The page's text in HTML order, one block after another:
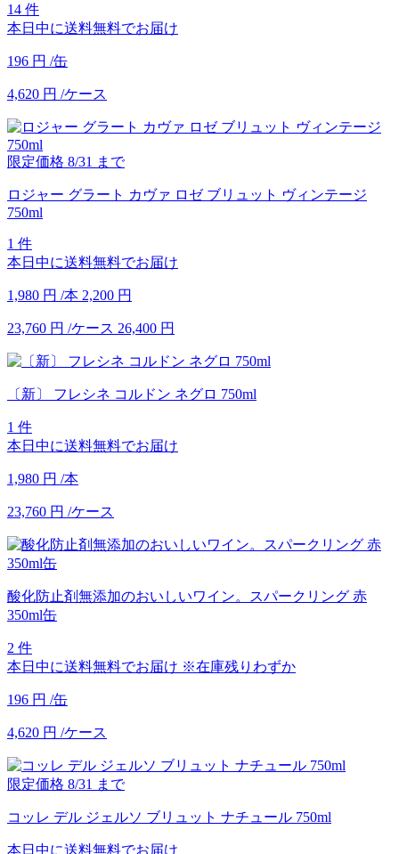
14 件
本日中に送料無料でお届け
196 円 /缶
4,620 円 /ケース
限定価格 8/31 まで
ロジャー グラート カヴァ ロゼ ブリュット ヴィンテージ
750ml
1 件
本日中に送料無料でお届け
1,980 円 /本 2,200 円
23,760 円 /ケース 26,400 円
〔新〕 フレシネ コルドン ネグロ 750ml
1 件
本日中に送料無料でお届け
1,980 円 /本
23,760 円 /ケース
酸化防止剤無添加のおいしいワイン。スパークリング 赤
350ml缶
2 件
本日中に送料無料でお届け ※在庫残りわずか
196 円 /缶
4,620 円 /ケース
限定価格 8/31 まで
コッレ デル ジェルソ ブリュット ナチュール 750ml
本日中に送料無料でお届け